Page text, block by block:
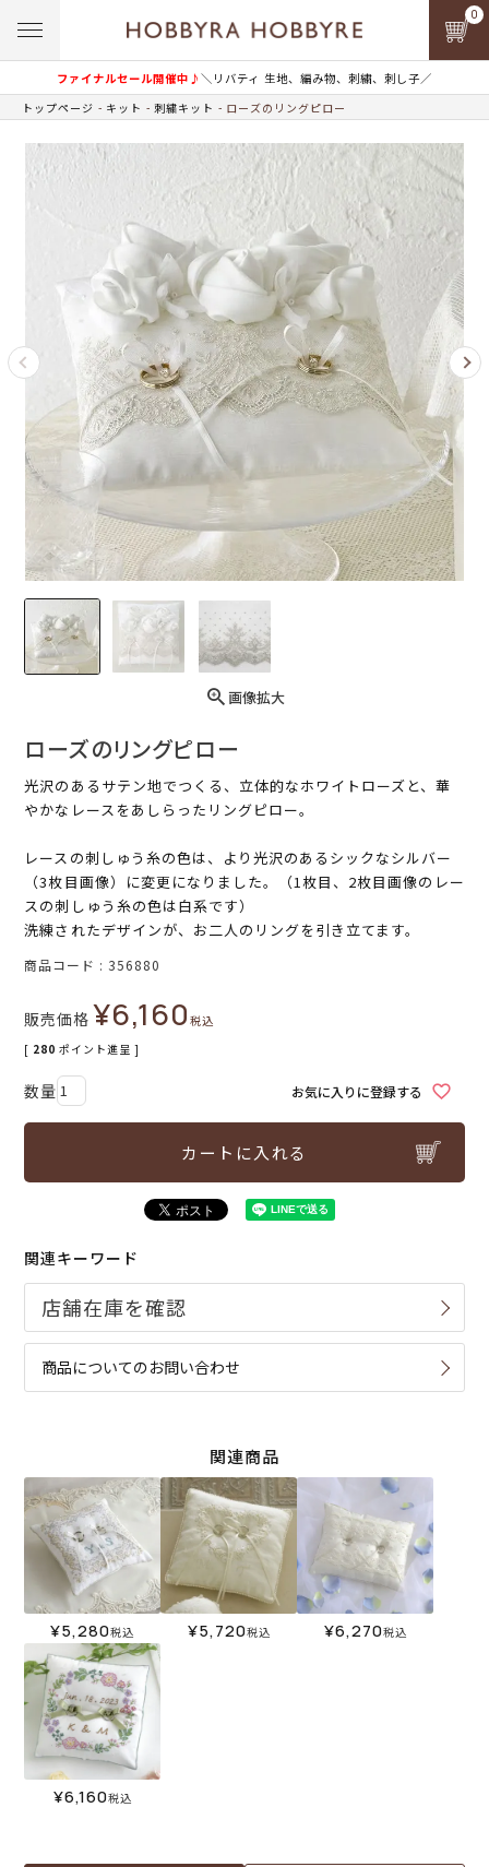
ファイナルセール開催中♪＼リバティ 生地、編み物、刺繍、刺し子／
0
トップページ キット 刺繍キット ローズのリングピロー
画像拡大
ローズのリングピロー
光沢のあるサテン地でつくる、立体的なホワイトローズと、華
やかなレースをあしらったリングピロー。
レースの刺しゅう糸の色は、より光沢のあるシックなシルバー
（3枚目画像）に変更になりました。（1枚目、2枚目画像のレー
スの刺しゅう糸の色は白系です）
洗練されたデザインが、お二人のリングを引き立てます。
商品コード 356880
販売価格 ¥6,160税込
[ 280 ポイント進呈 ]
お気に入りに登録する
カートに入れる
関連キーワード
商品についてのお問い合わせ
関連商品
¥5,280税込 ¥5,720税込 ¥6,270税込
¥6,160税込